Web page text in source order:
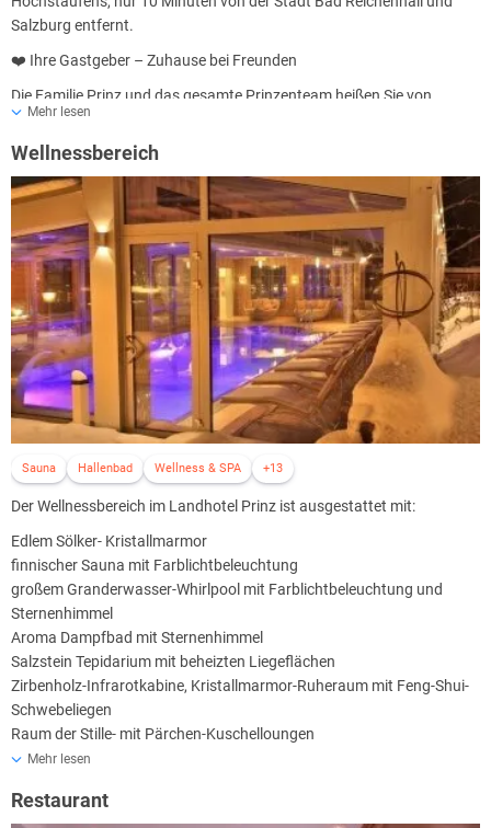
Salzburg entfernt.
❤️ Ihre Gastgeber – Zuhause bei Freunden
Die Familie Prinz und das gesamte Prinzenteam heißen Sie von
Herzen willkommen.
Mit viel Liebe zum Detail, persönlicher Betreuung und echter
Moment an wie zuhause fühlen.
Mehr lesen
Wellnessbereich
Sauna Hallenbad Wellness & SPA +13
Der Wellnessbereich im Landhotel Prinz ist ausgestattet mit:
Edlem Sölker- Kristallmarmor
finnischer Sauna mit Farblichtbeleuchtung
großem Granderwasser-Whirlpool mit Farblichtbeleuchtung und
Sternenhimmel
Aroma Dampfbad mit Sternenhimmel
Salzstein Tepidarium mit beheizten Liegeflächen
Zirbenholz-Infrarotkabine, Kristallmarmor-Ruheraum mit Feng-Shui-
Schwebeliegen
Raum der Stille- mit Pärchen-Kuschelloungen
Entspannungslounge mit Grander-Urwasserbrunnen
geöffnet.
Mehr lesen
Restaurant